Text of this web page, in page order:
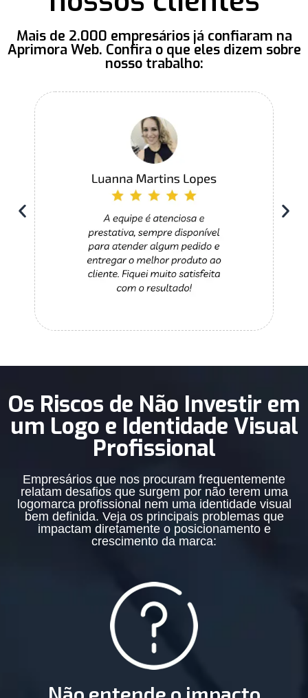
Mais de 2.000 empresários já confiaram na
Aprimora Web. Confira o que eles dizem sobre
nosso trabalho:
Os Riscos de Não Investir em
um Logo e Identidade Visual
Profissional
Empresários que nos procuram frequentemente
relatam desafios que surgem por não terem uma
logomarca profissional nem uma identidade visual
bem definida. Veja os principais problemas que
impactam diretamente o posicionamento e
crescimento da marca: